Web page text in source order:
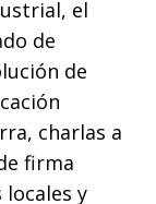
el
de
de
charlas a
firma
y